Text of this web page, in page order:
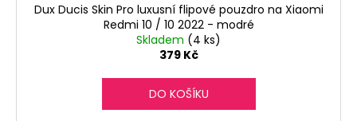
Dux Ducis Skin Pro luxusní flipové pouzdro na Xiaomi
Redmi 10 / 10 2022 - modré
Skladem (4 ks)
379 Kč
DO KOŠÍKU